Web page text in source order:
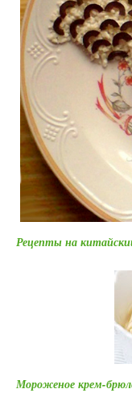
Рецепты на
Мороженое крем-